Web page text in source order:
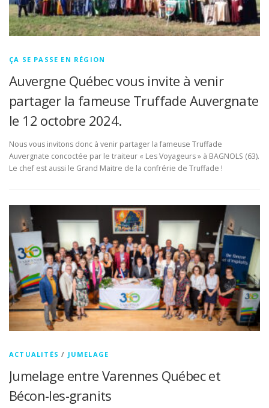
ÇA SE PASSE EN RÉGION
Auvergne Québec vous invite à venir
partager la fameuse Truffade Auvergnate
le 12 octobre 2024.
Nous vous invitons donc à venir partager la fameuse Truffade
Auvergnate concoctée par le traiteur « Les Voyageurs » à BAGNOLS (63).
Le chef est aussi le Grand Maitre de la confrérie de Truffade !
ACTUALITÉS / JUMELAGE
Jumelage entre Varennes Québec et
Bécon-les-granits